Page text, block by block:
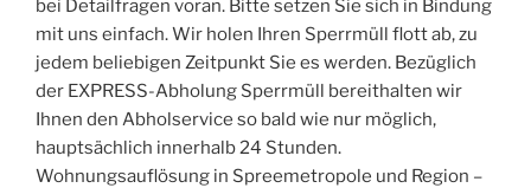
bei Detailfragen voran. Bitte setzen Sie sich in Bindung
mit uns einfach. Wir holen Ihren Sperrmüll flott ab, zu
jedem beliebigen Zeitpunkt Sie es werden. Bezüglich
der EXPRESS-Abholung Sperrmüll bereithalten wir
Ihnen den Abholservice so bald wie nur möglich,
hauptsächlich innerhalb 24 Stunden.
Wohnungsauflösung in Spreemetropole und Region –